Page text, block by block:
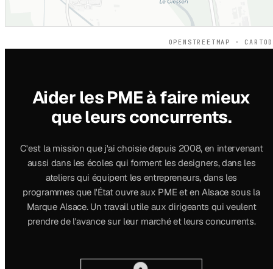
OPENSTREETMAP ·
Aider les PME à faire mieux
que leurs concurrents.
C'est la mission que j'ai choisie depuis 2008, en intervenant
aussi dans les écoles qui forment les designers, dans les
ateliers qui équipent les entrepreneurs, dans les
programmes que l'État ouvre aux PME et en Alsace sous la
Marque Alsace. Un travail utile aux dirigeants qui veulent
prendre de l'avance sur leur marché et leurs concurrents.